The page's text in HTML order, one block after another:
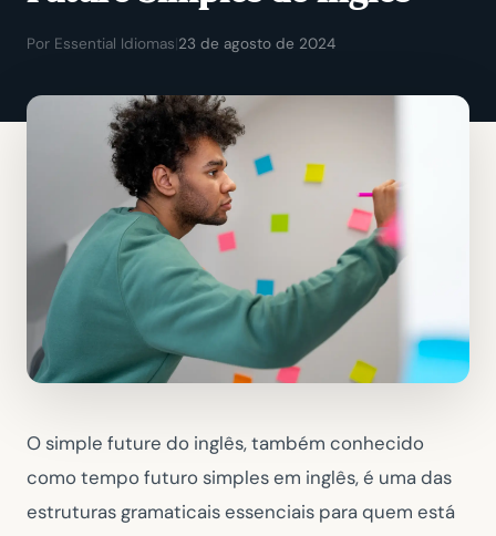
Por Essential Idiomas|23 de agosto de 2024
O simple future do inglês, também conhecido
como tempo futuro simples em inglês, é uma das
estruturas gramaticais essenciais para quem está